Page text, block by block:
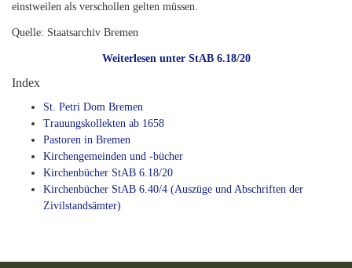
einstweilen als verschollen gelten müssen.
Quelle: Staatsarchiv Bremen
Weiterlesen unter StAB 6.18/20
Index
St. Petri Dom Bremen
Trauungskollekten ab 1658
Pastoren in Bremen
Kirchengemeinden und -bücher
Kirchenbücher StAB 6.18/20
Kirchenbücher StAB 6.40/4 (Auszüge und Abschriften der
Zivilstandsämter)